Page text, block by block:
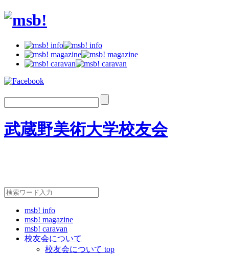
武蔵野美術大学校友会
msb! info
msb! magazine
msb! caravan
校友会について
校友会について top